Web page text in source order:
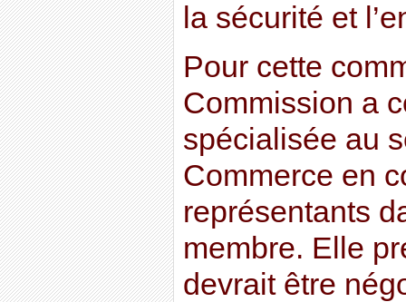
la sécurité et
Pour cette
Commission a
spécialisée au
Commerce en
représentants
membre. Elle
devrait être